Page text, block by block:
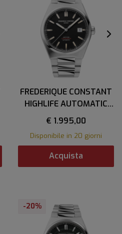
FREDERIQUE CONSTANT
HIGHLIFE AUTOMATIC
COSC
€ 1.995,00
Disponibile in 20 giorni
Acquista
-20%